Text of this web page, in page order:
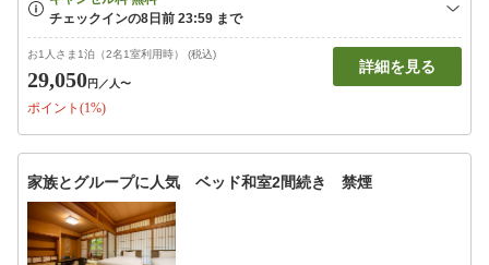
お1人さま1泊（2名1室利用時） (税込)
29,050円 ／人〜
ポイント(1%)
詳細を見る
家族とグループに人気 ベッド和室2間続き 禁煙